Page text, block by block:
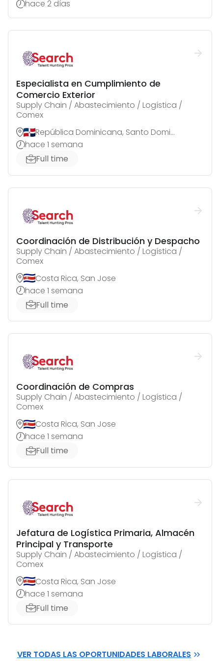
hace 2 días
Especialista en Cumplimiento de
Comercio Exterior
Supply Chain / Abastecimiento / Logística /
Comex
República Dominicana, Santo Domingo de Guzmán
hace 1 semana
Full time
Coordinación de Distribución y Despacho
Supply Chain / Abastecimiento / Logística /
Comex
Costa Rica, San Jose
hace 1 semana
Full time
Coordinación de Compras
Supply Chain / Abastecimiento / Logística /
Comex
Costa Rica, San Jose
hace 1 semana
Full time
Jefatura de Logística Primaria, Almacén
Principal y Transporte
Supply Chain / Abastecimiento / Logística /
Comex
Costa Rica, San Jose
hace 1 semana
Full time
VER TODAS LAS OPORTUNIDADES LABORALES